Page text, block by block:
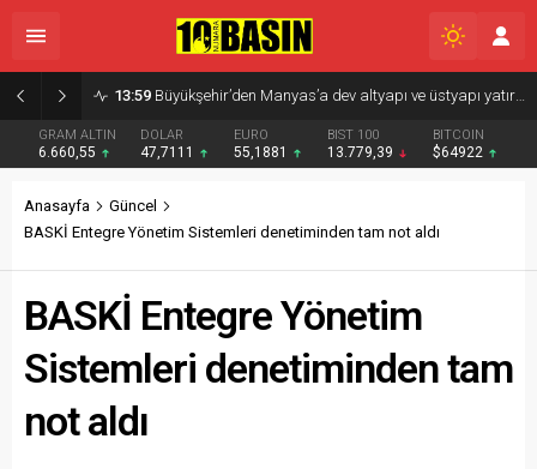
08:13 ALTIEYLÜL TRIO SAHNE ALDI
GRAM ALTIN
6.660,55
DOLAR
47,7111
EURO
55,1881
BIST 100
13.779,39
BITCOIN
$64922
Anasayfa
Güncel
BASKİ Entegre Yönetim Sistemleri denetiminden tam not aldı
BASKİ Entegre Yönetim
Sistemleri denetiminden tam
not aldı